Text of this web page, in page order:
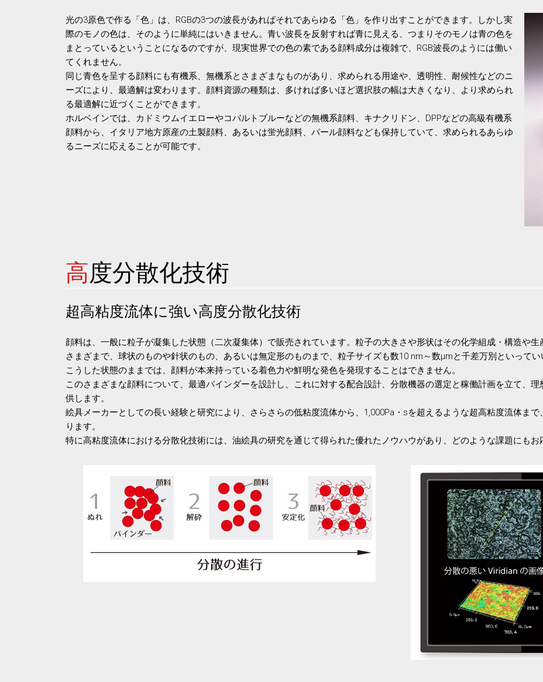
光の3原色で作る「色」は、RGBの3つの波長があればそれであらゆる「色」を作り出すことができます。しかし実
際のモノの色は、そのように単純にはいきません。青い波長を反射すれば青に見える、つまりそのモノは青の色を
まとっているということになるのですが、現実世界での色の素である顔料成分は複雑で、RGB波長のようには働い
てくれません。
同じ青色を呈する顔料にも有機系、無機系とさまざまなものがあり、求められる用途や、透明性、耐候性などのニ
ーズにより、最適解は変わります。顔料資源の種類は、多ければ多いほど選択肢の幅は大きくなり、より求められ
る最適解に近づくことができます。
ホルベインでは、カドミウムイエローやコバルトブルーなどの無機系顔料、キナクリドン、DPPなどの高級有機系
顔料から、イタリア地方原産の土製顔料、あるいは蛍光顔料、パール顔料なども保持していて、求められるあらゆ
るニーズに応えることが可能です。
高度分散化技術
超高粘度流体に強い高度分散化技術
顔料は、一般に粒子が凝集した状態（二次凝集体）で販売されています。粒子の大きさや形状はその化学組成・構造や
さまざまで、球状のものや針状のもの、あるいは無定形のものまで、粒子サイズも数10 nm～数μmと千差万別といってい
こうした状態のままでは、顔料が本来持っている着色力や鮮明な発色を発現することはできません。
このさまざまな顔料について、最適バインダーを設計し、これに対する配合設計、分散機器の選定と稼働計画を立て、
供します。
絵具メーカーとしての長い経験と研究により、さらさらの低粘度流体から、1,000Pa・sを超えるような超高粘度流体ま
ります。
特に高粘度流体における分散化技術には、油絵具の研究を通じて得られた優れたノウハウがあり、どのような課題にもお